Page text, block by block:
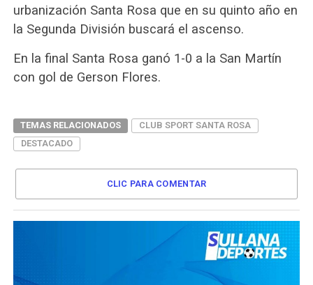
urbanización Santa Rosa que en su quinto año en
la Segunda División buscará el ascenso.
En la final Santa Rosa ganó 1-0 a la San Martín
con gol de Gerson Flores.
TEMAS RELACIONADOS
CLUB SPORT SANTA ROSA
DESTACADO
CLIC PARA COMENTAR